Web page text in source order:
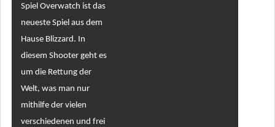
Spiel Overwatch ist das
neueste Spiel aus dem
Hause Blizzard. In
diesem Shooter geht es
um die Rettung der
Welt, was man nur
mithilfe der vielen
verschiedenen und frei